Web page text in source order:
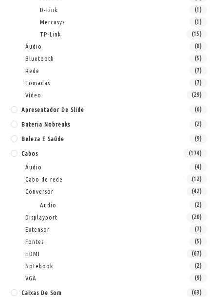
D-Link (1)
Mercusys (1)
TP-Link (15)
Áudio (8)
Bluetooth (5)
Rede (7)
Tomadas (7)
Vídeo (29)
Apresentador De Slide (6)
Bateria Nobreaks (2)
Beleza E Saúde (9)
Cabos (174)
Áudio (4)
Cabo de rede (12)
Conversor (42)
Audio (2)
Displayport (20)
Extensor (7)
Fontes (5)
HDMI (67)
Notebook (2)
VGA (9)
Caixas De Som (63)